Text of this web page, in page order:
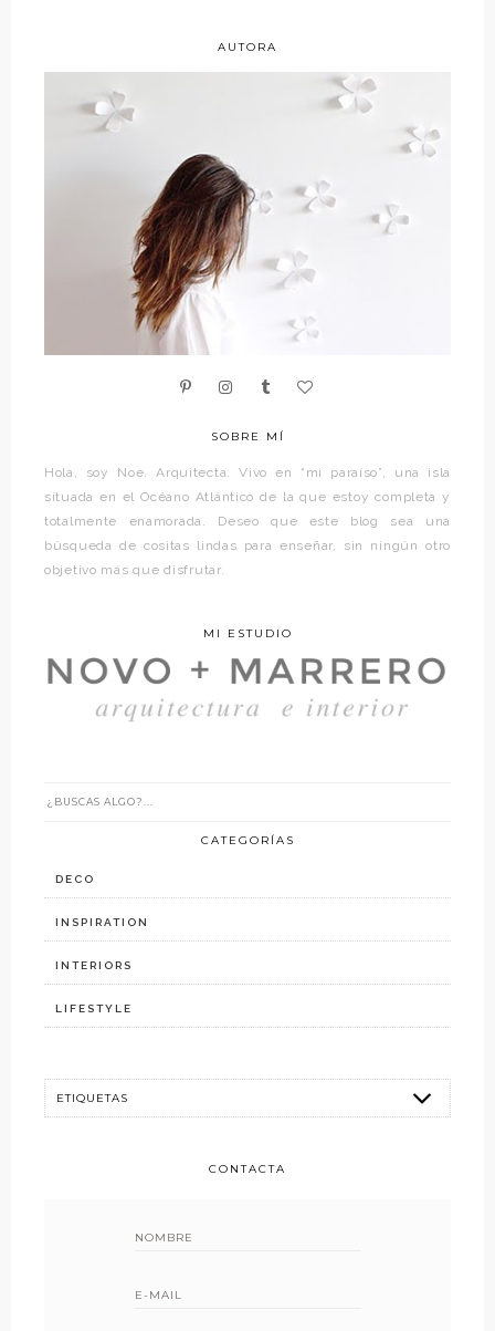
AUTORA
SOBRE MÍ
Hola, soy Noe. Arquitecta. Vivo en “mi paraíso”, una isla
situada en el Océano Atlántico de la que estoy completa y
totalmente enamorada. Deseo que este blog sea una
búsqueda de cositas lindas para enseñar, sin ningún otro
objetivo más que disfrutar.
MI ESTUDIO
CATEGORÍAS
DECO
INSPIRATION
INTERIORS
LIFESTYLE
CONTACTA